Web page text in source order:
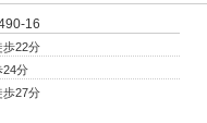
16
歩22分
24分
歩27分